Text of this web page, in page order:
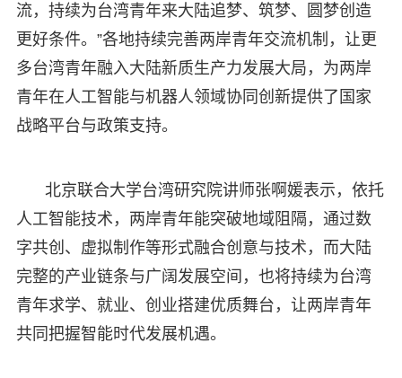
流，持续为台湾青年来大陆追梦、筑梦、圆梦创造
更好条件。”各地持续完善两岸青年交流机制，让更
多台湾青年融入大陆新质生产力发展大局，为两岸
青年在人工智能与机器人领域协同创新提供了国家
战略平台与政策支持。
北京联合大学台湾研究院讲师张啊媛表示，依托
人工智能技术，两岸青年能突破地域阻隔，通过数
字共创、虚拟制作等形式融合创意与技术，而大陆
完整的产业链条与广阔发展空间，也将持续为台湾
青年求学、就业、创业搭建优质舞台，让两岸青年
共同把握智能时代发展机遇。